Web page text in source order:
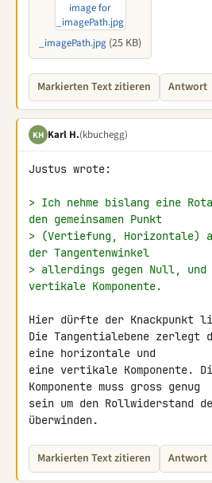
_imagePath.jpg (25 KB)
Markierten Text zitieren Antwort
KH Karl H.(kbuchegg)
Justus wrote:
> Ich nehme bislang eine
den gemeinsamen Punkt
> (Vertiefung, Horizontale)
der Tangentenwinkel
> allerdings gegen Null, und
vertikale Komponente.
Hier dürfte der Knackpunkt
Die Tangentialebene
eine horizontale und
eine vertikale Komponente.
Komponente muss gross genug
sein um den Rollwiderstand
überwinden.
Markierten Text zitieren Antwort